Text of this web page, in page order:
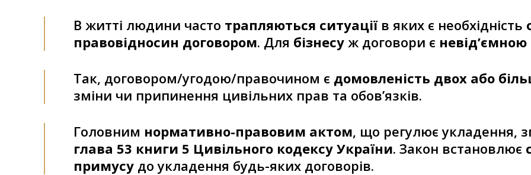
В житті людини часто трапляються ситуаціїв яких є необхідність
правовідносин договором. Для бізнесу ж договори є
Так, договором/угодою/правочином є домовленість двох або
зміни чи припинення цивільних прав та обов’язків.
Головним нормативно-правовим актом, що регулює укладення,
глава 53 книги 5 Цивільного кодексу України. Закон встановлює
примусу до укладення будь-яких договорів.